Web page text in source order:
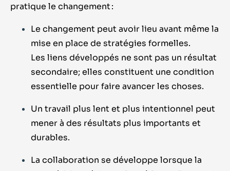
pratique le changement :
Le changement peut avoir lieu avant même la
mise en place de stratégies formelles.
Les liens développés ne sont pas un résultat
secondaire; elles constituent une condition
essentielle pour faire avancer les choses.
Un travail plus lent et plus intentionnel peut
mener à des résultats plus importants et
durables.
La collaboration se développe lorsque la